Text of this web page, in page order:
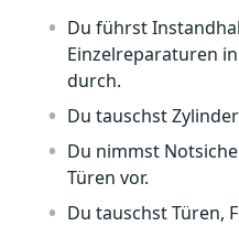
Du führst
Einzelreparaturen
durch.
Du tauschst
Du nimmst
Türen vor.
Du tauschst Türen,